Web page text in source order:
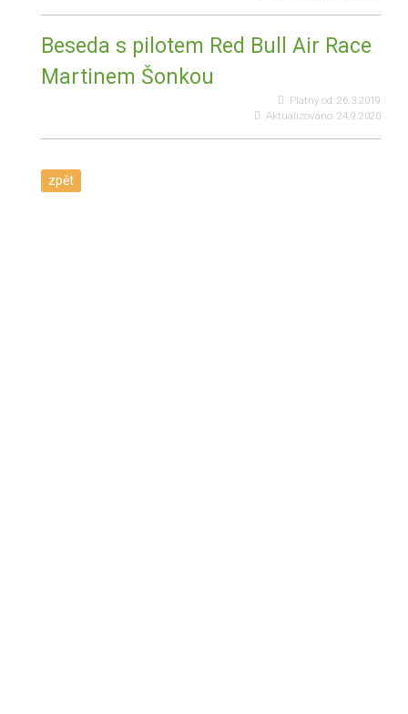
Beseda s pilotem Red Bull Air Race
Martinem Šonkou
Platný od: 26.3.2019
Aktualizováno: 24.9.2020
zpět